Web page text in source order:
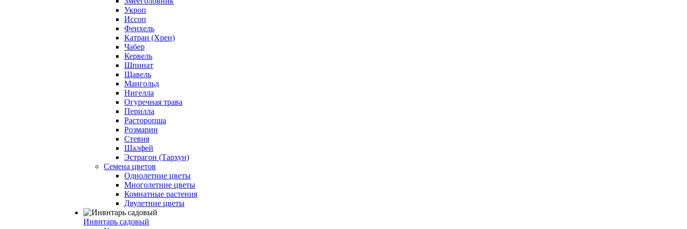
Укроп
Иссоп
Фенхель
Катран (Хрен)
Чабер
Кервель
Шпинат
Щавель
Мангольд
Нигелла
Огуречная трава
Перилла
Расторопша
Розмарин
Стевия
Шалфей
Эстрагон (Тархун)
Семена цветов
Однолетние цветы
Многолетние цветы
Комнатные растения
Двулетние цветы
Инвнтарь садовый